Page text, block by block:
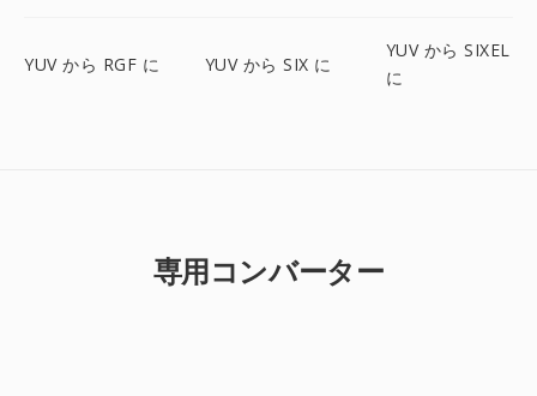
YUV から RGF に YUV から SIX に
YUV から SIXEL
に
専用コンバーター